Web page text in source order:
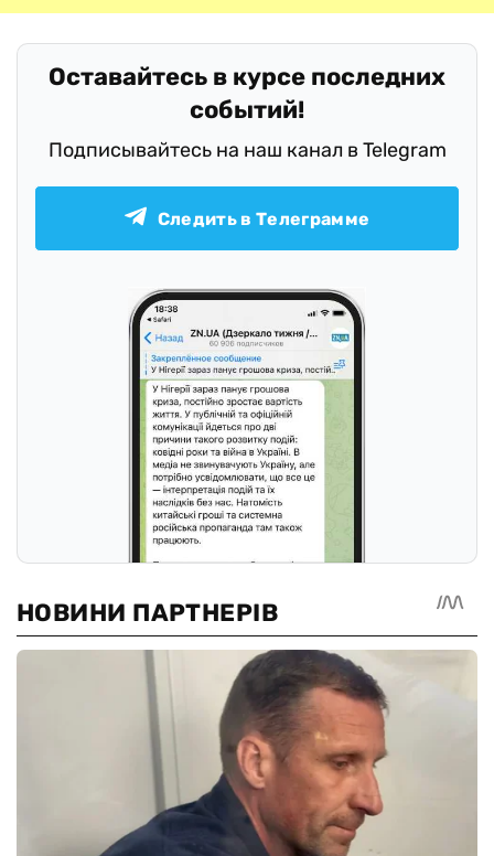
Оставайтесь в курсе последних
событий!
Подписывайтесь на наш канал в Telegram
Следить в Телеграмме